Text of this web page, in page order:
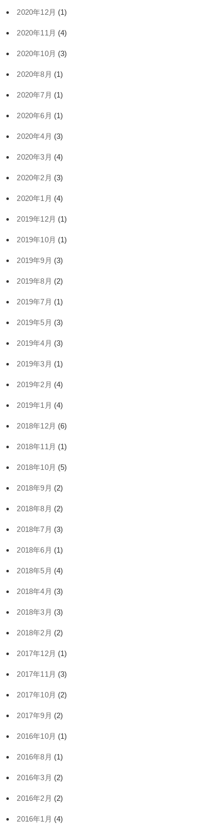
2020年12月 (1)
2020年11月 (4)
2020年10月 (3)
2020年8月 (1)
2020年7月 (1)
2020年6月 (1)
2020年4月 (3)
2020年3月 (4)
2020年2月 (3)
2020年1月 (4)
2019年12月 (1)
2019年10月 (1)
2019年9月 (3)
2019年8月 (2)
2019年7月 (1)
2019年5月 (3)
2019年4月 (3)
2019年3月 (1)
2019年2月 (4)
2019年1月 (4)
2018年12月 (6)
2018年11月 (1)
2018年10月 (5)
2018年9月 (2)
2018年8月 (2)
2018年7月 (3)
2018年6月 (1)
2018年5月 (4)
2018年4月 (3)
2018年3月 (3)
2018年2月 (2)
2017年12月 (1)
2017年11月 (3)
2017年10月 (2)
2017年9月 (2)
2016年10月 (1)
2016年8月 (1)
2016年3月 (2)
2016年2月 (2)
2016年1月 (4)